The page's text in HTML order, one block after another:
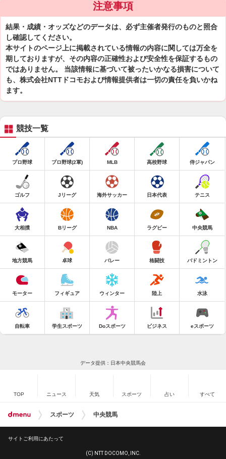
注意事項
結果・成績・オッズなどのデータは、必ず主催者発行のものと照合
し確認してください。
本サイトのページ上に掲載されている情報の内容に関しては万全を
期しておりますが、その内容の正確性および安全性を保証するもの
ではありません。 当該情報に基づいて被ったいかなる損害について
も、株式会社NTTドコモおよび情報提供者は一切の責任を負いかね
ます。
競技一覧
プロ野球 プロ野球(2軍) MLB 高校野球 侍ジャパン
ゴルフ Jリーグ 海外サッカー 日本代表 テニス
大相撲 Bリーグ NBA ラグビー 中央競馬
地方競馬 卓球 バレー 格闘技 バドミントン
モーター フィギュア ウィンター 陸上 水泳
自転車 学生スポーツ Doスポーツ ビジネス eスポーツ
データ提供：日本中央競馬会
TOP ニュース 天気 スポーツ 占い すべて
スポーツ 中央競馬
サイトご利用にあたって
(C) NTT DOCOMO, INC.